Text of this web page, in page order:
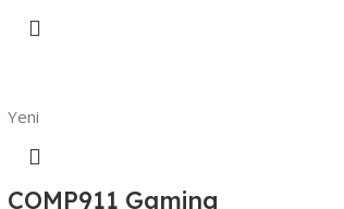
Yeni
COMP911 Gaming